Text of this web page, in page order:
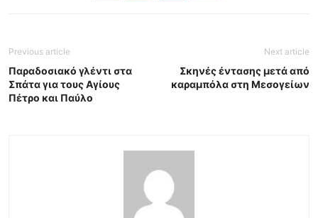
Previous article
Παραδοσιακό γλέντι στα
Σπάτα για τους Αγίους
Πέτρο και Παύλο
Next article
Σκηνές έντασης μετά από
καραμπόλα στη Μεσογείων